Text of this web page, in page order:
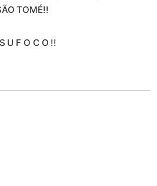
TOMÉ!!
U F O C O !!